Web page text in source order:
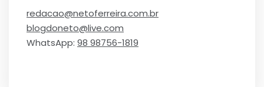
redacao@netoferreira.com.br
blogdoneto@live.com
WhatsApp: 98 98756-1819